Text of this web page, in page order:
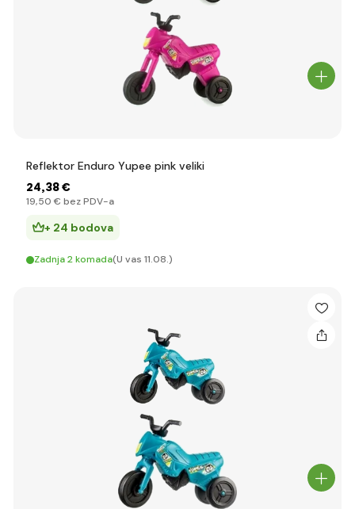
Reflektor Enduro Yupee pink veliki
24,38 €
19,50 € bez PDV-a
+ 24 bodova
Zadnja 2 komada(U vas 11.08.)